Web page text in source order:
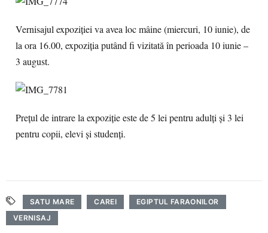
Vernisajul expoziţiei va avea loc mâine (miercuri, 10 iunie), de
la ora 16.00, expoziţia putând fi vizitată în perioada 10 iunie –
3 august.
Preţul de intrare la expoziţie este de 5 lei pentru adulţi şi 3 lei
pentru copii, elevi şi studenţi.
SATU MARE CAREI
EGIPTUL FARAONILOR
VERNISAJ